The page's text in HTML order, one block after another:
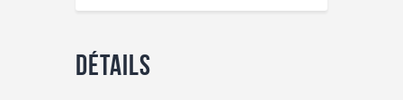
Détails